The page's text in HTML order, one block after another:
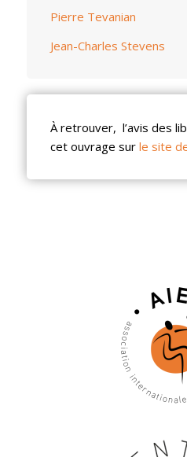
Pierre Tevanian
Jean-Charles Stevens
À retrouver, l’avis des
cet ouvrage sur le site